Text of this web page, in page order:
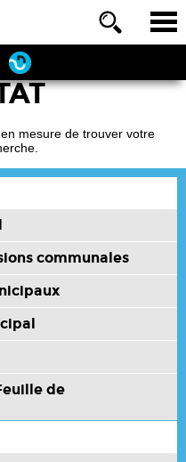
mesure de trouver votre
communales
de